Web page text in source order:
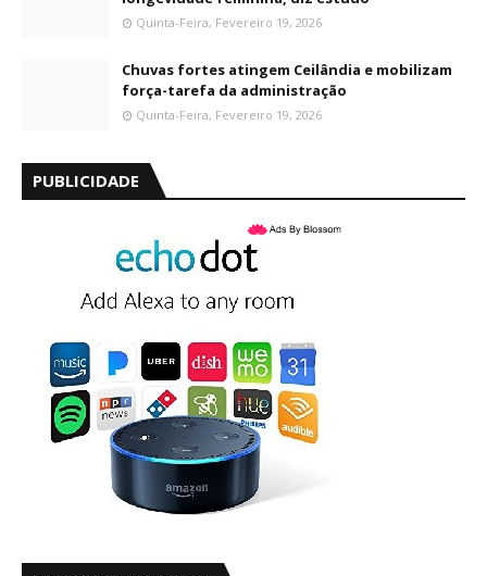
Quinta-Feira, Fevereiro 19, 2026
Chuvas fortes atingem Ceilândia e mobilizam
força-tarefa da administração
Quinta-Feira, Fevereiro 19, 2026
PUBLICIDADE